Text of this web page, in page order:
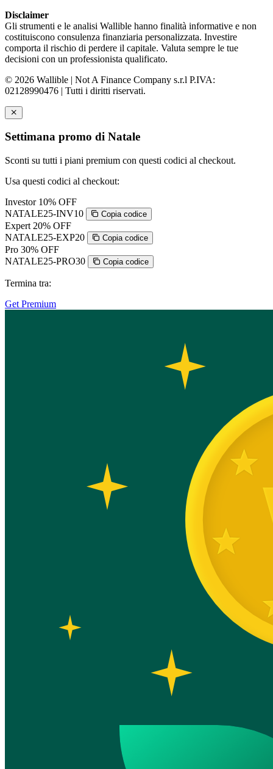
Disclaimer
Gli strumenti e le analisi Wallible hanno finalità informative e non
costituiscono consulenza finanziaria personalizzata. Investire
comporta il rischio di perdere il capitale. Valuta sempre le tue
decisioni con un professionista qualificato.
© 2026 Wallible | Not A Finance Company s.r.l P.IVA:
02128990476 | Tutti i diritti riservati.
Settimana promo di Natale
Sconti su tutti i piani premium con questi codici al checkout.
Usa questi codici al checkout:
Investor 10% OFF
NATALE25-INV10
Copia codice
Expert 20% OFF
NATALE25-EXP20
Copia codice
Pro 30% OFF
NATALE25-PRO30
Copia codice
Termina tra:
Get Premium